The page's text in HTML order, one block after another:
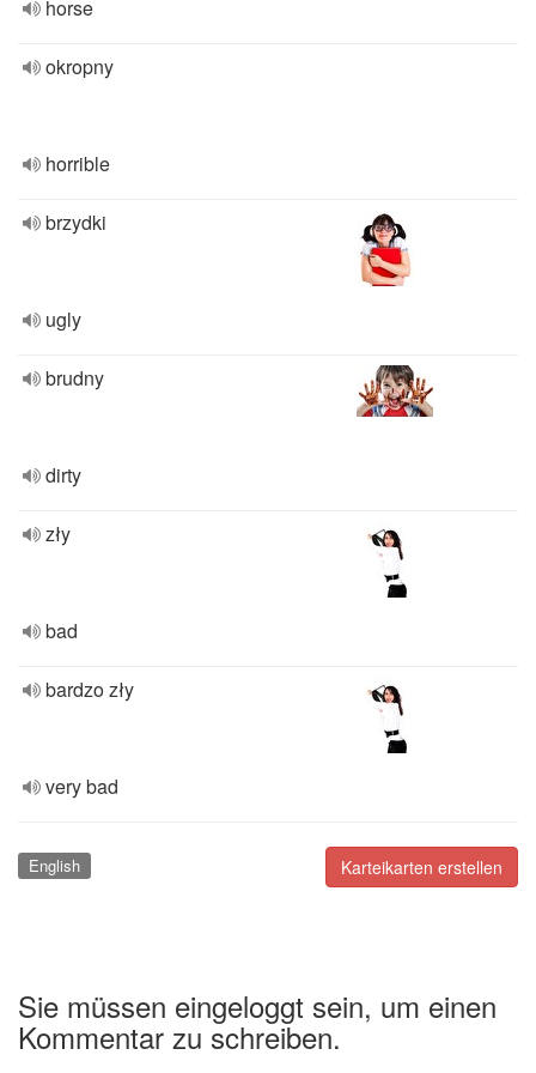
horse
okropny
horrible
brzydki
ugly
brudny
dirty
zły
bad
bardzo zły
very bad
Karteikarten erstellen
English
Sie müssen eingeloggt sein, um einen
Kommentar zu schreiben.